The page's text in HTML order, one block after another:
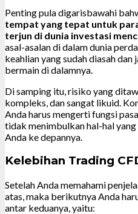
Penting pula digarisbawahi
tempat yang tepat untuk
terjun di dunia investasi
asal-asalan di dalam dunia
keahlian yang sudah diasah
bermain di dalamnya.
Di samping itu, risiko yang
kompleks, dan sangat likuid.
Anda harus mengerti fungsi
tidak menimbulkan hal-hal
Anda ke depannya.
Kelebihan Trading
Setelah Anda memahami
atas, maka berikutnya Anda
antar keduanya, yaitu: